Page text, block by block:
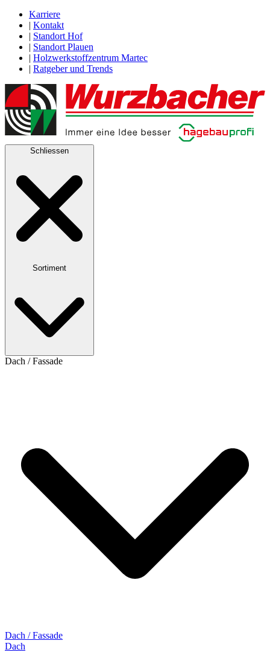
Karriere
| Kontakt
| Standort Hof
| Standort Plauen
| Holzwerkstoffzentrum Martec
| Ratgeber und Trends
Schliessen
Sortiment
Dach / Fassade
Dach / Fassade
Dach